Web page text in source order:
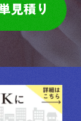
見積り